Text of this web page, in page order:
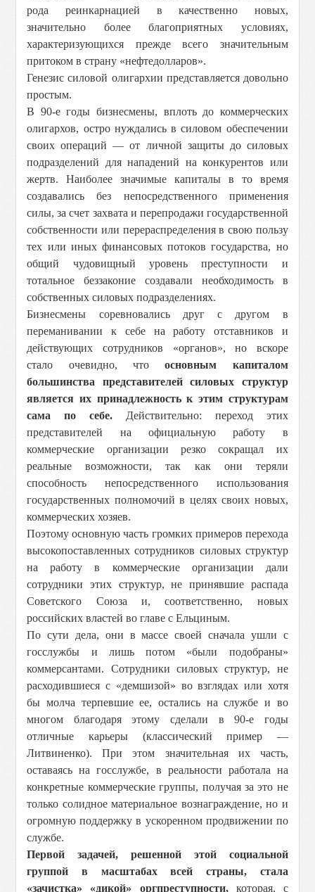
рода реинкарнацией в качественно новых,
значительно более благоприятных условиях,
характеризующихся прежде всего значительным
притоком в страну «нефтедолларов».
Генезис силовой олигархии представляется довольно
простым.
В 90-е годы бизнесмены, вплоть до коммерческих
олигархов, остро нуждались в силовом обеспечении
своих операций — от личной защиты до силовых
подразделений для нападений на конкурентов или
жертв. Наиболее значимые капиталы в то время
создавались без непосредственного применения
силы, за счет захвата и перепродажи государственной
собственности или перераспределения в свою пользу
тех или иных финансовых потоков государства, но
общий чудовищный уровень преступности и
тотальное беззаконие создавали необходимость в
собственных силовых подразделениях.
Бизнесмены соревновались друг с другом в
переманивании к себе на работу отставников и
действующих сотрудников «органов», но вскоре
стало очевидно, чтоосновным капиталом
большинства представителей силовых структур
является их принадлежность к этим структурам
сама по себе. Действительно: переход этих
представителей на официальную работу в
коммерческие организации резко сокращал их
реальные возможности, так как они теряли
способность непосредственного использования
государственных полномочий в целях своих новых,
коммерческих хозяев.
Поэтому основную часть громких примеров перехода
высокопоставленных сотрудников силовых структур
на работу в коммерческие организации дали
сотрудники этих структур, не принявшие распада
Советского Союза и, соответственно, новых
российских властей во главе с Ельциным.
По сути дела, они в массе своей сначала ушли с
госслужбы и лишь потом «были подобраны»
коммерсантами. Сотрудники силовых структур, не
расходившиеся с «демшизой» во взглядах или хотя
бы молча терпевшие ее, остались на службе и во
многом благодаря этому сделали в 90-е годы
отличные карьеры (классический пример —
Литвиненко). При этом значительная их часть,
оставаясь на госслужбе, в реальности работала на
конкретные коммерческие группы, получая за это не
только солидное материальное вознаграждение, но и
огромную поддержку в ускоренном продвижении по
службе.
Первой задачей, решенной этой социальной
группой в масштабах всей страны, стала
«зачистка» «дикой» оргпреступности,которая, с